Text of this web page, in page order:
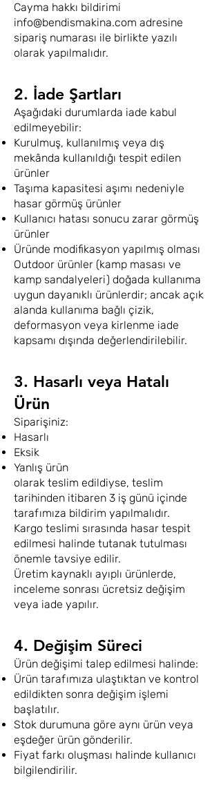
Cayma hakkı bildirimi
info@bendismakina.com adresine
sipariş numarası ile birlikte yazılı
olarak yapılmalıdır.
2. İade Şartları
Aşağıdaki durumlarda iade kabul
edilmeyebilir:
Kurulmuş, kullanılmış veya dış
mekânda kullanıldığı tespit edilen
ürünler
Taşıma kapasitesi aşımı nedeniyle
hasar görmüş ürünler
Kullanıcı hatası sonucu zarar görmüş
ürünler
Üründe modifikasyon yapılmış olması
Outdoor ürünler (kamp masası ve
kamp sandalyeleri) doğada kullanıma
uygun dayanıklı ürünlerdir; ancak açık
alanda kullanıma bağlı çizik,
deformasyon veya kirlenme iade
kapsamı dışında değerlendirilebilir.
3. Hasarlı veya Hatalı
Ürün
Siparişiniz:
Hasarlı
Eksik
Yanlış ürün
olarak teslim edildiyse, teslim
tarihinden itibaren 3 iş günü içinde
tarafımıza bildirim yapılmalıdır.
Kargo teslimi sırasında hasar tespit
edilmesi halinde tutanak tutulması
önemle tavsiye edilir.
Üretim kaynaklı ayıplı ürünlerde,
inceleme sonrası ücretsiz değişim
veya iade yapılır.
4. Değişim Süreci
Ürün değişimi talep edilmesi halinde:
Ürün tarafımıza ulaştıktan ve kontrol
edildikten sonra değişim işlemi
başlatılır.
Stok durumuna göre aynı ürün veya
eşdeğer ürün gönderilir.
Fiyat farkı oluşması halinde kullanıcı
bilgilendirilir.